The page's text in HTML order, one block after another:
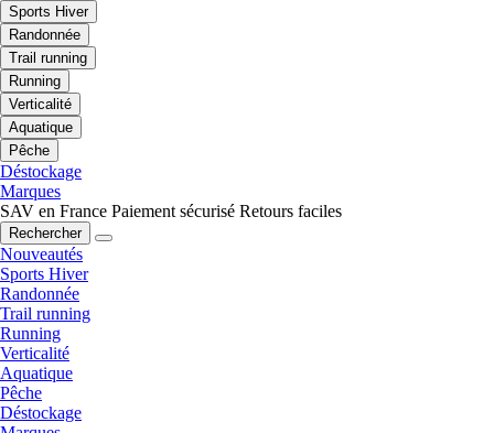
Sports Hiver
Randonnée
Trail running
Running
Verticalité
Aquatique
Pêche
Déstockage
Marques
SAV en France Paiement sécurisé Retours faciles
Rechercher
Nouveautés
Sports Hiver
Randonnée
Trail running
Running
Verticalité
Aquatique
Pêche
Déstockage